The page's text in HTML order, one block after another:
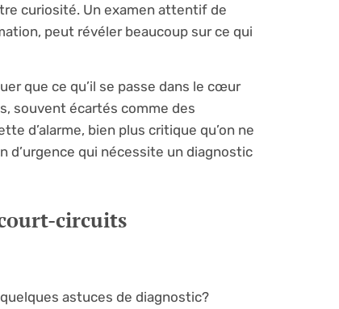
curiosité. Un examen attentif de
peut révéler beaucoup sur ce qui
que ce qu’il se passe dans le cœur
souvent écartés comme des
d’alarme, bien plus critique qu’on ne
d’urgence qui nécessite un diagnostic
circuits
astuces de diagnostic?